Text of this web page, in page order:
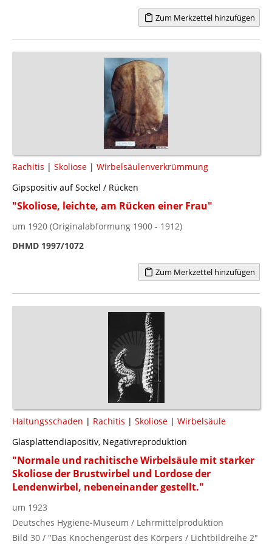
Zum Merkzettel hinzufügen
Rachitis | Skoliose | Wirbelsäulenverkrümmung
Gipspositiv auf Sockel / Rücken
"Skoliose, leichte, am Rücken einer Frau"
um 1920 (Originalabformung 1900 - 1912)
DHMD 1997/1072
Zum Merkzettel hinzufügen
Haltungsschaden | Rachitis | Skoliose | Wirbelsäule
Glasplattendiapositiv, Negativreproduktion
"Normale und rachitische Wirbelsäule mit starker
Skoliose der Brustwirbel und Lordose der
Lendenwirbel, nebeneinander gestellt."
um 1923
Deutsches Hygiene-Museum / Lehrmittelproduktion
Bild 30 / "Das Knochengerüst des Körpers / Lichtbildreihe 2"